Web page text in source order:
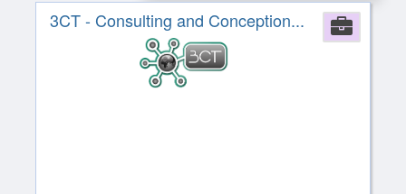
3CT - Consulting and Conception...